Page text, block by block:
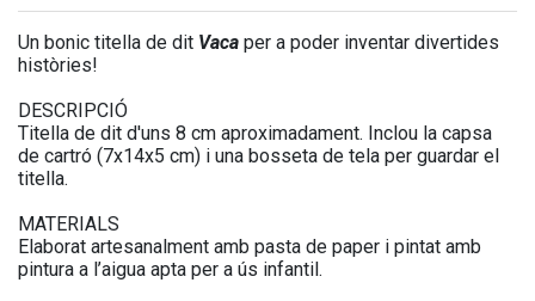
Un bonic titella de dit Vaca per a poder inventar divertides
històries!
DESCRIPCIÓ
Titella de dit d'uns 8 cm aproximadament. Inclou la capsa
de cartró (7x14x5 cm) i una bosseta de tela per guardar el
titella.
MATERIALS
Elaborat artesanalment amb pasta de paper i pintat amb
pintura a l’aigua apta per a ús infantil.